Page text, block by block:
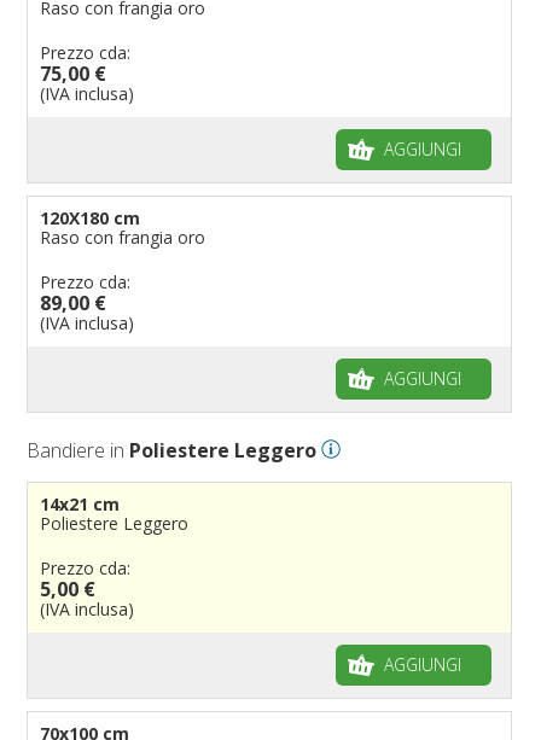
Raso con frangia oro
Prezzo cda:
75,00 €
(IVA inclusa)
AGGIUNGI
120X180 cm
Raso con frangia oro
Prezzo cda:
89,00 €
(IVA inclusa)
AGGIUNGI
Bandiere in Poliestere Leggero
14x21 cm
Poliestere Leggero
Prezzo cda:
5,00 €
(IVA inclusa)
AGGIUNGI
70x100 cm